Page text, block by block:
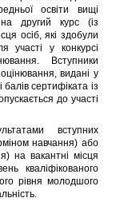
освіти вищі
другий курс (із
осіб, які здобули
участі у конкурсі
Вступники
видані у
сертифіката із
до участі
вступних
навчання) або
на вакантні місця
кваліфікованого
рівня молодшого